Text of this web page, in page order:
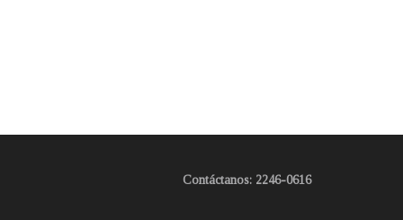
Contáctanos: 2246-0616